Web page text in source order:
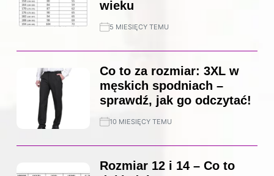
wieku
5 MIESIĘCY TEMU
Co to za rozmiar: 3XL w
męskich spodniach –
sprawdź, jak go odczytać!
10 MIESIĘCY TEMU
Rozmiar 12 i 14 – Co to